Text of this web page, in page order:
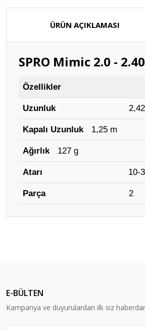
ÜRÜN AÇIKLAMASI
SPRO Mimic 2.0 -
Özellikler
Uzunluk
Kapalı Uzunluk 1,25 m
Ağırlık 127 g
Atarı 10-30
Parça 2
Ürün bilgilerinde hatalar bulunuyor.
Ürün fiyatı diğer sitelerden daha pahalı.
Bu ürüne benzer farklı alternatifler
E-BÜLTEN
Kampanya ve duyurulardan ilk siz